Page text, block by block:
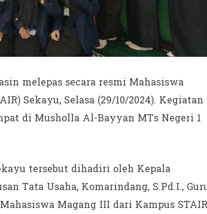
melepas secara resmi Mahasiswa
Sekayu, Selasa (29/10/2024).
di Musholla Al-Bayyan MTs Negeri 1
tersebut dihadiri oleh Kepala
Tata Usaha, Komarindang, S.Pd.I.,
Magang III dari Kampus STAIR